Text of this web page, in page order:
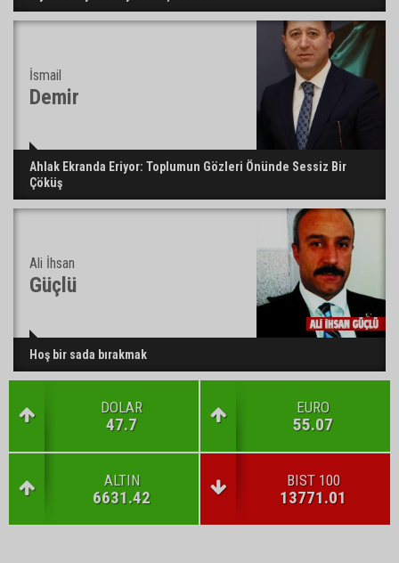
İsmail
Demir
Ahlak Ekranda Eriyor: Toplumun Gözleri Önünde Sessiz Bir
Çöküş
Ali İhsan
Güçlü
Hoş bir sada bırakmak
DOLAR
47.7
EURO
55.07
ALTIN
6631.42
BIST 100
13771.01